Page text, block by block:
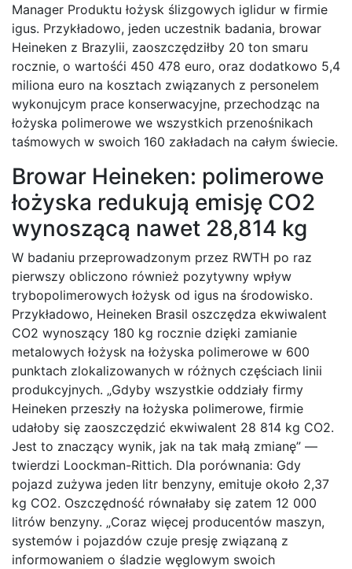
Manager Produktu łożysk ślizgowych iglidur w firmie
igus. Przykładowo, jeden uczestnik badania, browar
Heineken z Brazylii, zaoszczędziłby 20 ton smaru
rocznie, o wartośći 450 478 euro, oraz dodatkowo 5,4
miliona euro na kosztach związanych z personelem
wykonujcym prace konserwacyjne, przechodząc na
łożyska polimerowe we wszystkich przenośnikach
taśmowych w swoich 160 zakładach na całym świecie.
Browar Heineken: polimerowe
łożyska redukują emisję CO2
wynoszącą nawet 28,814 kg
W badaniu przeprowadzonym przez RWTH po raz
pierwszy obliczono również pozytywny wpływ
trybopolimerowych łożysk od igus na środowisko.
Przykładowo, Heineken Brasil oszczędza ekwiwalent
CO2 wynoszący 180 kg rocznie dzięki zamianie
metalowych łożysk na łożyska polimerowe w 600
punktach zlokalizowanych w różnych częściach linii
produkcyjnych. „Gdyby wszystkie oddziały firmy
Heineken przeszły na łożyska polimerowe, firmie
udałoby się zaoszczędzić ekwiwalent 28 814 kg CO2.
Jest to znaczący wynik, jak na tak małą zmianę” —
twierdzi Loockman-Rittich. Dla porównania: Gdy
pojazd zużywa jeden litr benzyny, emituje około 2,37
kg CO2. Oszczędność równałaby się zatem 12 000
litrów benzyny. „Coraz więcej producentów maszyn,
systemów i pojazdów czuje presję związaną z
informowaniem o śladzie węglowym swoich